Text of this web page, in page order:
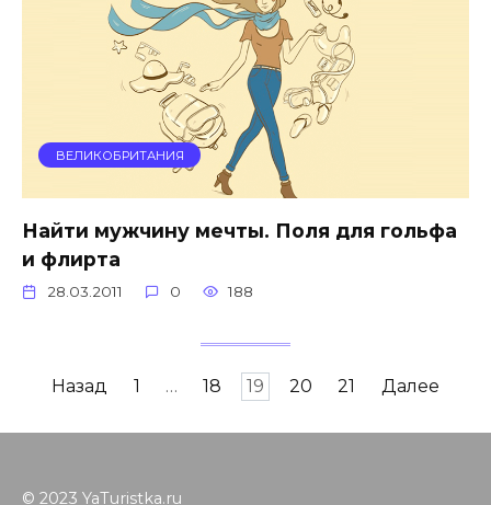
ВЕЛИКОБРИТАНИЯ
Найти мужчину мечты. Поля для гольфа
и флирта
28.03.2011 0 188
Навигация
записям
Назад 1 … 18 19 20 21 Далее
© 2023 YaTuristka.ru